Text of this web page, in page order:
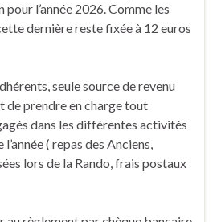
l’année 2026. Comme les
dernière reste fixée à 12 euros
seule source de revenu
de prendre en charge tout
dans les différentes activités
( repas des Anciens,
lors de la Rando, frais postaux